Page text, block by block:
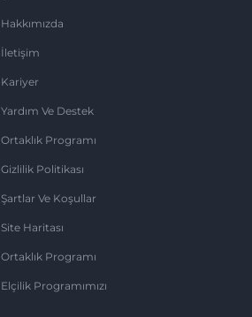
Hakkımızda
İletişim
Kariyer
Yardım Ve Destek
Ortaklık Programı
Gizlilik Politikası
Şartlar Ve Koşullar
Site Haritası
Ortaklık Programı
Elçilik Programımızı